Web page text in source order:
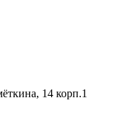
14 корп.1